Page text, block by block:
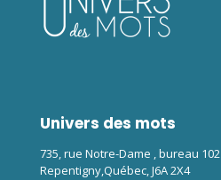
Univers des mots
735, rue Notre-Dame , bureau 102
Repentigny,Québec, J6A 2X4